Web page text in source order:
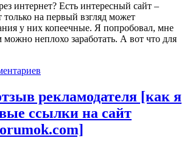
интернет? Есть интересный сайт –
на первый взгляд может
у них копеечные. Я попробовал, мне
неплохо заработать. А вот что для
рекламодателя [как я
ссылки на сайт